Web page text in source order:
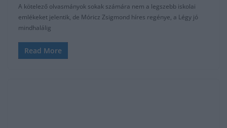
A kötelező olvasmányok sokak számára nem a legszebb iskolai
emlékeket jelentik, de Móricz Zsigmond híres regénye, a Légy jó
mindhalálig
Read More